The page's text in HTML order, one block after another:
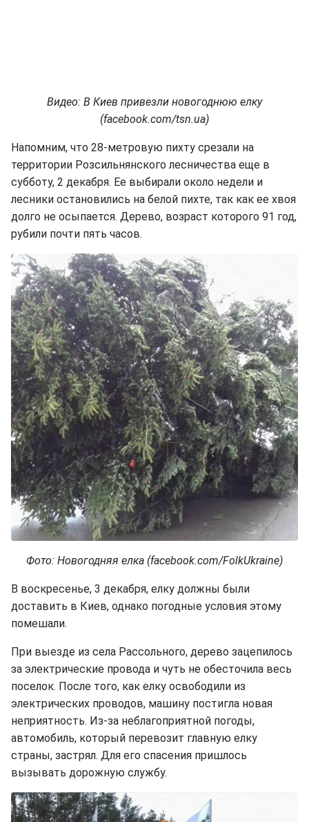
Видео: В Киев привезли новогоднюю елку
(facebook.com/tsn.ua)
Напомним, что 28-метровую пихту срезали на
территории Розсильнянского лесничества еще в
субботу, 2 декабря. Ее выбирали около недели и
лесники остановились на белой пихте, так как ее хвоя
долго не осыпается. Дерево, возраст которого 91 год,
рубили почти пять часов.
Фото: Новогодняя елка (facebook.com/FolkUkraine)
В воскресенье, 3 декабря, елку должны были
доставить в Киев, однако погодные условия этому
помешали.
При выезде из села Рассольного, дерево зацепилось
за электрические провода и чуть не обесточила весь
поселок. После того, как елку освободили из
электрических проводов, машину постигла новая
неприятность. Из-за неблагоприятной погоды,
автомобиль, который перевозит главную елку
страны, застрял. Для его спасения пришлось
вызывать дорожную службу.